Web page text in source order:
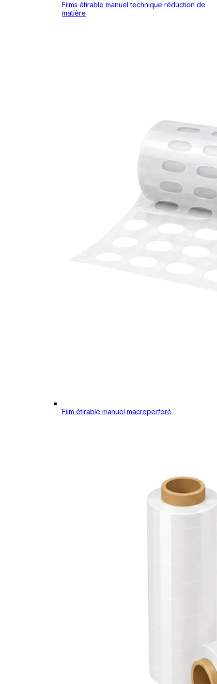
Films étirable manuel technique réduction de
matière
Film étirable manuel macroperforé